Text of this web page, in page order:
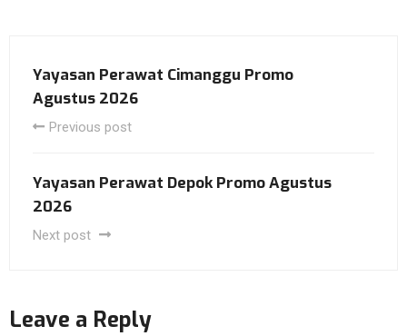
Yayasan Perawat Cimanggu Promo
Agustus 2026
Previous post
Yayasan Perawat Depok Promo Agustus
2026
Next post
Leave a Reply